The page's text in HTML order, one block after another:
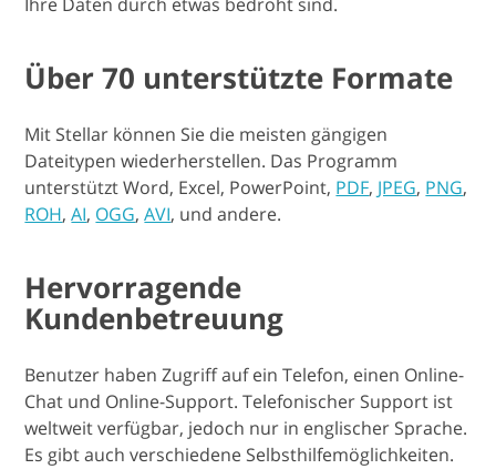
Über 70 unterstützte Formate
Mit Stellar können Sie die meisten gängigen
Dateitypen wiederherstellen. Das Programm
unterstützt Word, Excel, PowerPoint, PDF, JPEG, PNG,
ROH,AI, OGG,AVI, und andere.
Hervorragende
Kundenbetreuung
Benutzer haben Zugriff auf ein Telefon, einen Online-
Chat und Online-Support. Telefonischer Support ist
weltweit verfügbar, jedoch nur in englischer Sprache.
Es gibt auch verschiedene Selbsthilfemöglichkeiten.